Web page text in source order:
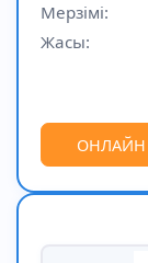
Мерзімі:
Жасы: